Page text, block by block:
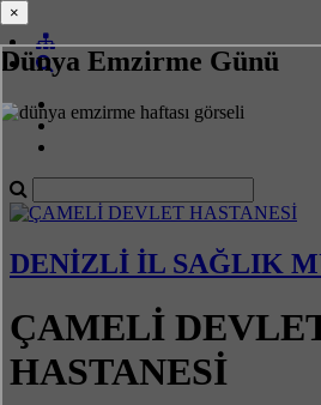
Dünya Emzirme Günü
DENİZLİ İL SAĞLIK
ÇAMELİ
HASTANESİ
×